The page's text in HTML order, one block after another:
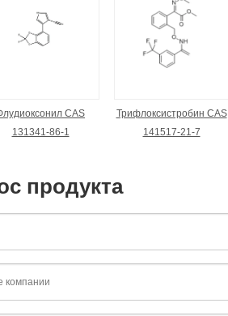
CAS
131341-86-1
Трифлоксистробин CAS
141517-21-7
продукта